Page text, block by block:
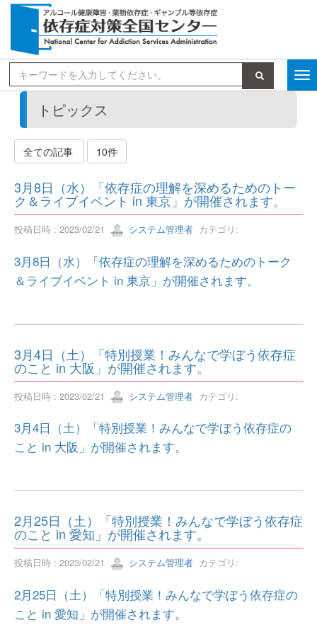
検索
トピックス
全ての記事 10件
3月8日（水）「依存症の理解を深めるためのトー
ク＆ライブイベント in 東京」が開催されます。
投稿日時 : 2023/02/21 システム管理者 カテゴリ:
3月8日（水）「依存症の理解を深めるためのトーク
＆ライブイベント in 東京」が開催されます。
3月4日（土）「特別授業！みんなで学ぼう依存症
のこと in 大阪」が開催されます。
投稿日時 : 2023/02/21 システム管理者 カテゴリ:
3月4日（土）「特別授業！みんなで学ぼう依存症の
こと in 大阪」が開催されます。
2月25日（土）「特別授業！みんなで学ぼう依存症
のこと in 愛知」が開催されます。
投稿日時 : 2023/02/21 システム管理者 カテゴリ:
2月25日（土）「特別授業！みんなで学ぼう依存症の
こと in 愛知」が開催されます。